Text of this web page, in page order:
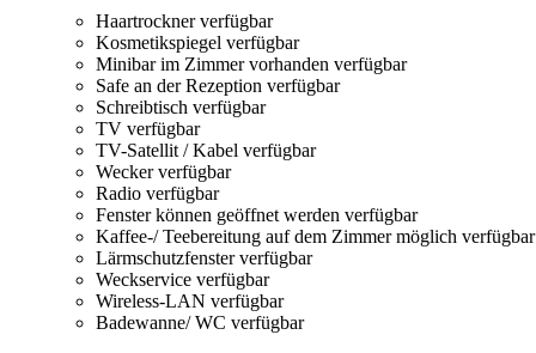
Haartrocknerverfügbar
Kosmetikspiegel verfügbar
Minibar im Zimmer vorhanden verfügbar
Safe an der Rezeption verfügbar
Schreibtisch verfügbar
TV verfügbar
TV-Satellit / Kabel verfügbar
Weckerverfügbar
Radio verfügbar
Fenster können geöffnet werden verfügbar
Kaffee-/ Teebereitung auf dem Zimmer möglich verfügbar
Lärmschutzfensterverfügbar
Weckservice verfügbar
Wireless-LAN verfügbar
Badewanne/ WC verfügbar